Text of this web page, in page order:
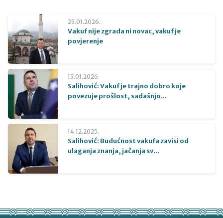
25.01.2026.
Vakuf nije zgrada ni novac, vakuf je
povjerenje
15.01.2026.
Salihović: Vakuf je trajno dobro koje
povezuje prošlost, sadašnjo...
14.12.2025.
Salihović: Budućnost vakufa zavisi od
ulaganja znanja, jačanja sv...